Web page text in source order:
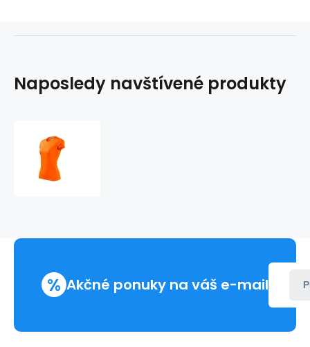
Naposledy navštívené produkty
Malfini
% Akčné ponuky na váš e-mail